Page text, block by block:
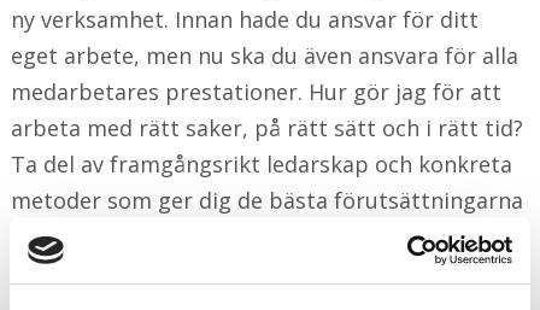
ny verksamhet. Innan hade du ansvar för ditt
eget arbete, men nu ska du även ansvara för alla
medarbetares prestationer. Hur gör jag för att
arbeta med rätt saker, på rätt sätt och i rätt tid?
Ta del av framgångsrikt ledarskap och konkreta
metoder som ger dig de bästa förutsättningarna
att ta steget från medarbetare till chef.
Leda vardagsarbete och samtidigt fokusera